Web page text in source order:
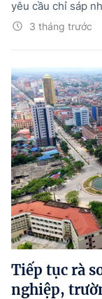
Khác
Photo
© BÁO ĐIỆN TỬ
Tổng Giám đốc:
Trụ sở: 16 Lê Hồng
Điện thoại: 080
Email:
Theo dõi báo trên:
3 tháng trước
yêu cầu chỉ sáp
Tiếp tục rà
nghiệp,